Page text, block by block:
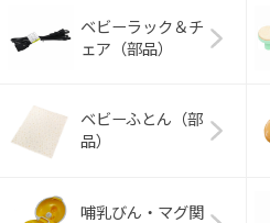
ベビーラック＆チ
ェア（部品）
ベビーふとん（部
品）
哺乳びん・マグ関